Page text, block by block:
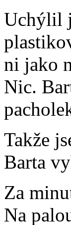
Uchýlil
ni jako
Nic.
Takže
Barta
Za
Na